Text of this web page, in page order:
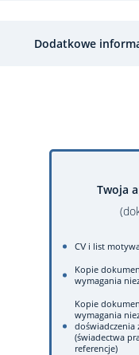
Dodatkowe
Twoja
CV i list
Kopie
wymagania
Kopie
wymagania
doświadczenia
(świadectwa
referencje)